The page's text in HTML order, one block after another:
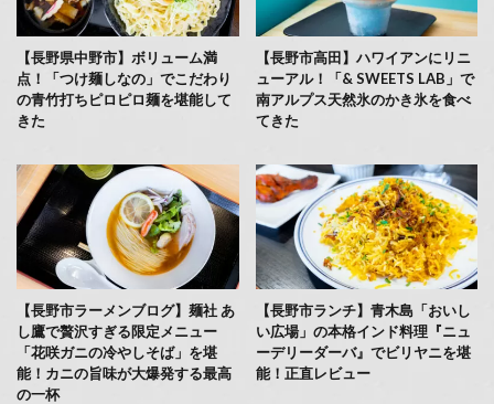
【長野県中野市】ボリューム満
点！「つけ麺しなの」でこだわり
の青竹打ちピロピロ麺を堪能して
きた
【長野市高田】ハワイアンにリニ
ューアル！「& SWEETS LAB」で
南アルプス天然氷のかき氷を食べ
てきた
【長野市ラーメンブログ】麺社 あ
し鷹で贅沢すぎる限定メニュー
「花咲ガニの冷やしそば」を堪
能！カニの旨味が大爆発する最高
の一杯
【長野市ランチ】青木島「おいし
い広場」の本格インド料理『ニュ
ーデリーダーバ』でビリヤニを堪
能！正直レビュー